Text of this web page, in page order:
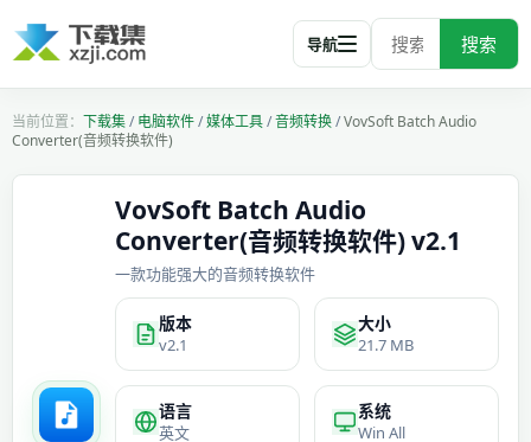
搜索
导航
下载集/电脑软件/媒体工具/音频转换/VovSoft Batch Audio
Converter(音频转换软件)
VovSoft Batch Audio
Converter(音频转换软件) v2.1
一款功能强大的音频转换软件
版本
v2.1
大小
21.7 MB
语言
英文
系统
Win All